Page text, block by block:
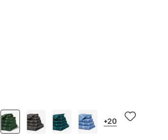
+20